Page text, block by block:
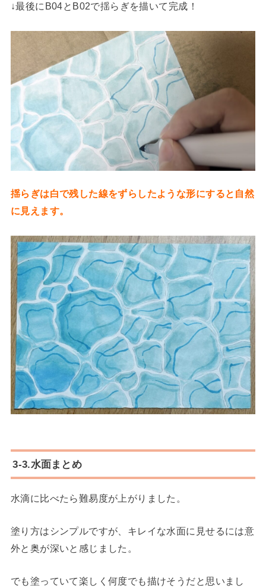
↓最後にB04とB02で揺らぎを描いて完成！
揺らぎは白で残した線をずらしたような形にすると自然
に見えます。
3-3.水面まとめ
水滴に比べたら難易度が上がりました。
塗り方はシンプルですが、キレイな水面に見せるには意
外と奥が深いと感じました。
でも塗っていて楽しく何度でも描けそうだと思いまし